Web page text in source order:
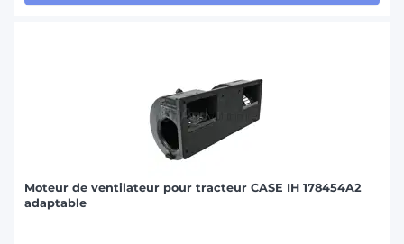
Moteur de ventilateur pour tracteur CASE IH 178454A2
adaptable